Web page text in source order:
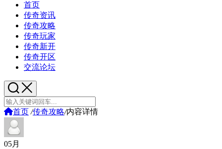
首页
传奇资讯
传奇攻略
传奇玩家
传奇新开
传奇开区
交流论坛
首页 /传奇攻略/内容详情
05月